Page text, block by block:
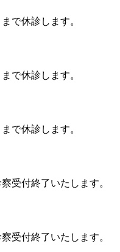
で休診します。
で休診します。
で休診します。
受付終了いたします。
受付終了いたします。